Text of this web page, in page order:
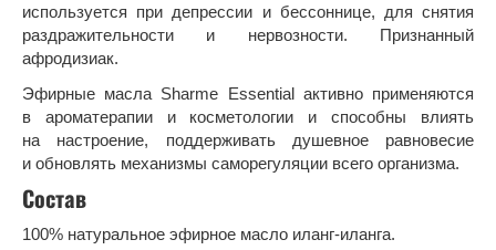
используется при депрессии и бессоннице, для снятия
раздражительности и нервозности. Признанный
афродизиак.
Эфирные масла Sharme Essential активно применяются
в ароматерапии и косметологии и способны влиять
на настроение, поддерживать душевное равновесие
и обновлять механизмы саморегуляции всего организма.
Состав
100% натуральное эфирное масло иланг-иланга.